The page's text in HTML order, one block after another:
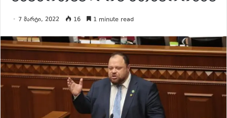
7 მარტი, 2022 16 1 minute read